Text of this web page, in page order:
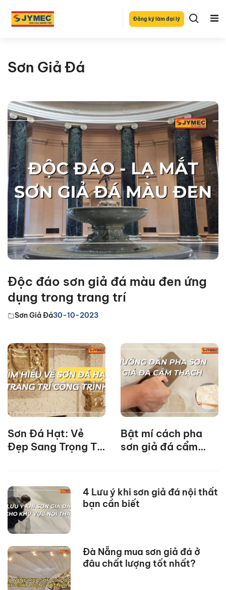
Đăng ký làm đại lý
Sơn Giả Đá
Độc đáo sơn giả đá màu đen ứng
dụng trong trang trí
Sơn Giả Đá30-10-2023
Sơn Đá Hạt: Vẻ
Đẹp Sang Trọng Tự
Ứng Dụng
Bật mí cách pha
sơn giả đá cẩm
4 Lưu ý khi sơn giả đá nội thất
bạn cần biết
Đà Nẵng mua sơn giả đá ở
đâu chất lượng tốt nhất?